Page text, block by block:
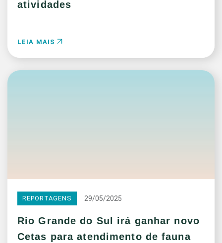
atividades
LEIA MAIS
REPORTAGENS 29/05/2025
Rio Grande do Sul irá ganhar novo
Cetas para atendimento de fauna